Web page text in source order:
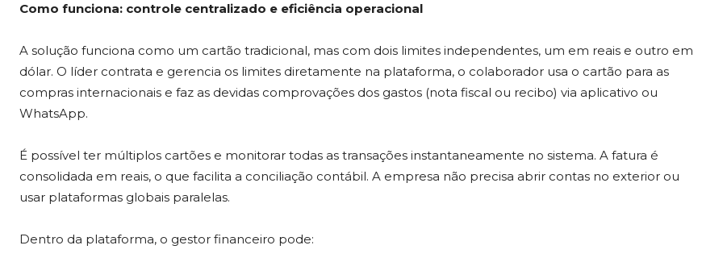
Como funciona: controle centralizado e eficiência operacional
A solução funciona como um cartão tradicional, mas com dois limites independentes, um em reais e outro em
dólar. O líder contrata e gerencia os limites diretamente na plataforma, o colaborador usa o cartão para as
compras internacionais e faz as devidas comprovações dos gastos (nota fiscal ou recibo) via aplicativo ou
WhatsApp.
É possível ter múltiplos cartões e monitorar todas as transações instantaneamente no sistema. A fatura é
consolidada em reais, o que facilita a conciliação contábil. A empresa não precisa abrir contas no exterior ou
usar plataformas globais paralelas.
Dentro da plataforma, o gestor financeiro pode: